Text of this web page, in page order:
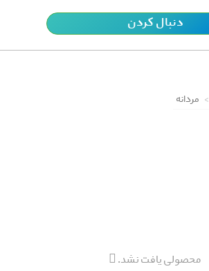
دنبال کردن
مردانه
محصولی یافت نشد.